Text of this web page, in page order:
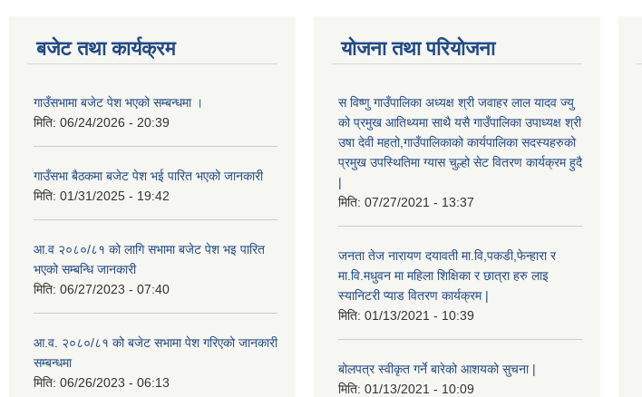
बजेट तथा कार्यक्रम
गाउँसभामा बजेट पेश भएको सम्बन्धमा ।
मिति: 06/24/2026 - 20:39
गाउँसभा बैठकमा बजेट पेश भई पारित भएको जानकारी
मिति: 01/31/2025 - 19:42
आ.व २०८०/८१ को लागि सभामा बजेट पेश भइ पारित
भएको सम्बन्धि जानकारी
मिति: 06/27/2023 - 07:40
आ.व. २०८०/८१ को बजेट सभामा पेश गरिएको जानकारी
सम्बन्धमा
मिति: 06/26/2023 - 06:13
योजना तथा परियोजना
स विष्णु गाउँपालिका अध्यक्ष श्री जवाहर लाल यादव ज्यु
को प्रमुख आतिथ्यमा साथै यसै गाउँपालिका उपाध्यक्ष श्री
उषा देवी महतो,गाउँपालिकाको कार्यपालिका सदस्यहरुको
प्रमुख उपस्थितिमा ग्यास चुल्हो सेट वितरण कार्यक्रम हुदै
|
मिति: 07/27/2021 - 13:37
जनता तेज नारायण दयावती मा.वि,पकडी,फेन्हारा र
मा.वि.मधुवन मा महिला शिक्षिका र छात्रा हरु लाइ
स्यानिटरी प्याड वितरण कार्यक्रम |
मिति: 01/13/2021 - 10:39
बोलपत्र स्वीकृत गर्ने बारेको आशयको सुचना |
मिति: 01/13/2021 - 10:09